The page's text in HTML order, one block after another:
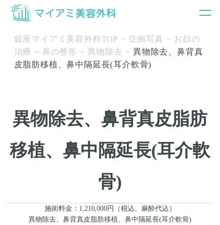
銀座マイアミ美容外科TOP 症例写真
お顔の
治療
鼻の整形 異物除去
異物除去、鼻背真
皮脂肪移植、鼻中隔延長(耳介軟骨)
異物除去、鼻背真皮脂肪
移植、鼻中隔延長(耳介軟
骨)
施術料金：1,210,000円（税込、麻酔代込）
異物除去、鼻背真皮脂肪移植、鼻中隔延長(耳介軟骨)